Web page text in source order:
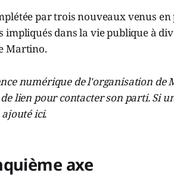
par trois nouveaux venus
impliqués dans la vie publique à
Martino.
numérique de l'organisation de
lien pour contacter son parti. Si
ici.
axe